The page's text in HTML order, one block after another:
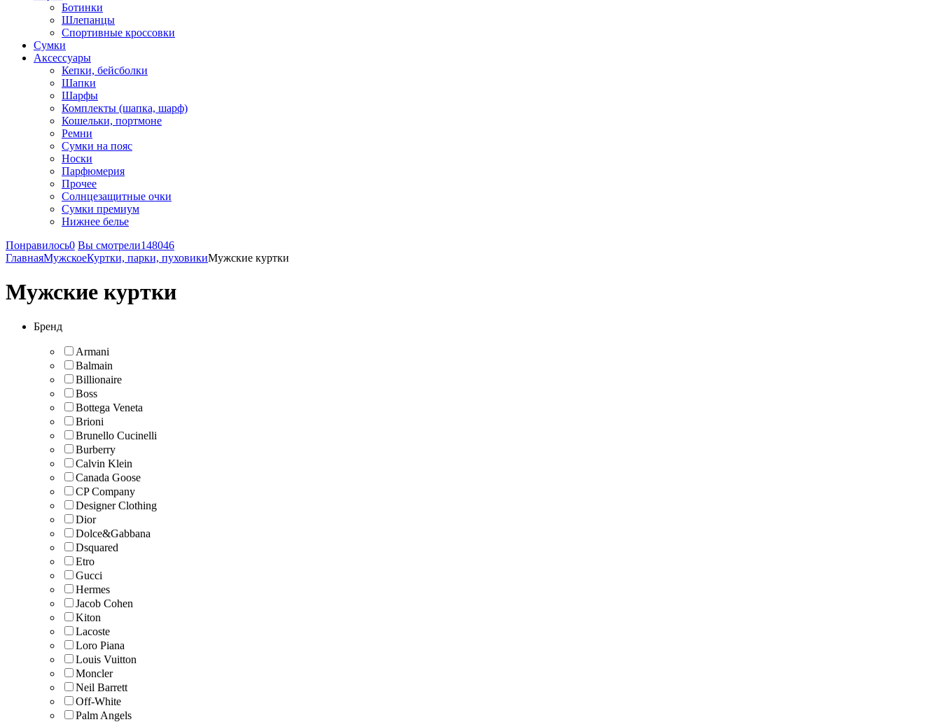
Ботинки
Шлепанцы
Спортивные кроссовки
Сумки
Аксессуары
Кепки, бейсболки
Шапки
Шарфы
Комплекты (шапка, шарф)
Кошельки, портмоне
Ремни
Сумки на пояс
Носки
Парфюмерия
Прочее
Солнцезащитные очки
Сумки премиум
Нижнее белье
Понравилось0 Вы смотрели148046
ГлавнаяМужскоеКуртки, парки, пуховикиМужские куртки
Мужские куртки
Бренд
Armani
Balmain
Billionaire
Boss
Bottega Veneta
Brioni
Brunello Cucinelli
Burberry
Calvin Klein
Canada Goose
CP Company
Designer Clothing
Dior
Dolce&Gabbana
Dsquared
Etro
Gucci
Hermes
Jacob Cohen
Kiton
Lacoste
Loro Piana
Lоuis Vuittоn
Mоnсlеr
Neil Barrett
Off-White
Palm Angels